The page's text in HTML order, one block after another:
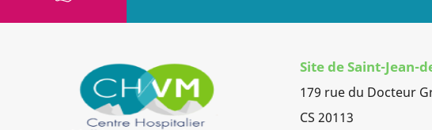
Site de Saint-Jean-
179 rue du Docteur
CS 20113